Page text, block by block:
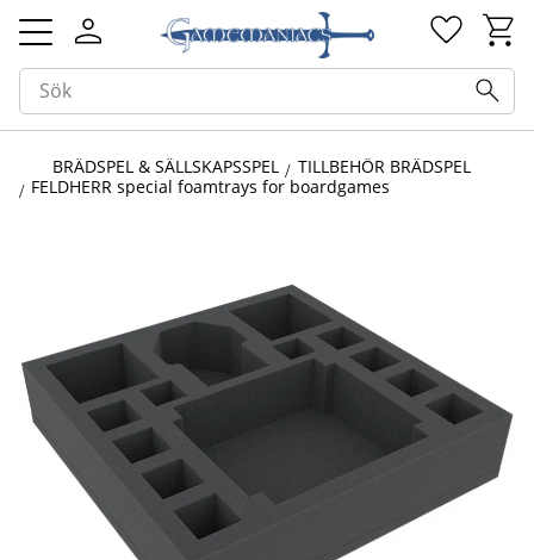
Meny
BRÄDSPEL & SÄLLSKAPSSPEL
TILLBEHÖR BRÄDSPEL
FELDHERR special foamtrays for boardgames